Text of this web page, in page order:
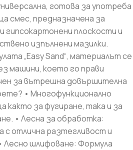
готова за употреба
смес, предназначена за
гипсокартонени плоскости и
изпълнени мазилки.
„Easy Sand“, материалът се
машини, което го прави
за вътрешна довършителна
• Многофункционално
както за фугиране, така и за
• Лесна за обработка:
с отлична разтегливост и
Лесно шлифоване: Формула